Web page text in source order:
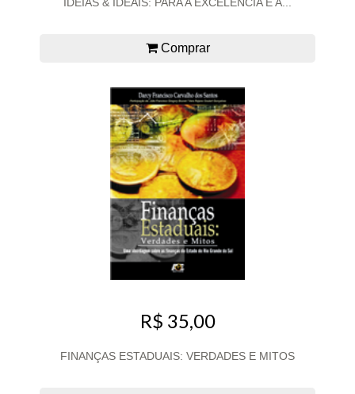
IDEIAS & IDEAIS: PARA A EXCELÊNCIA E A...
Comprar
R$ 35,00
FINANÇAS ESTADUAIS: VERDADES E MITOS